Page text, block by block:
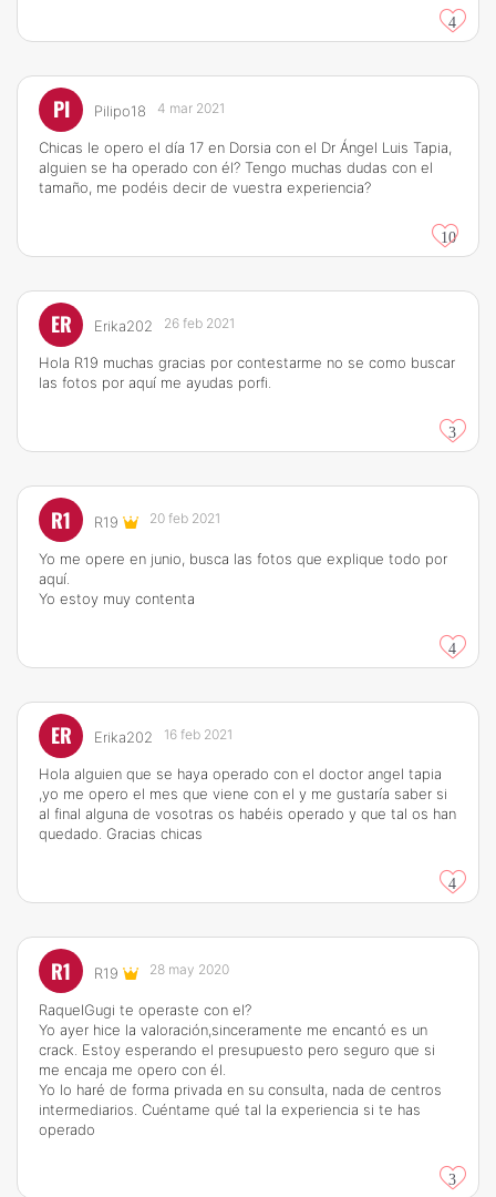
4
PI Pilipo18 4 mar 2021
Chicas le opero el día 17 en Dorsia con el Dr Ángel Luis Tapia,
alguien se ha operado con él? Tengo muchas dudas con el
tamaño, me podéis decir de vuestra experiencia?
10
ER Erika202 26 feb 2021
Hola R19 muchas gracias por contestarme no se como buscar
las fotos por aquí me ayudas porfi.
3
R1 R19 20 feb 2021
Yo me opere en junio, busca las fotos que explique todo por
aquí.
Yo estoy muy contenta
4
ER Erika202 16 feb 2021
Hola alguien que se haya operado con el doctor angel tapia
,yo me opero el mes que viene con el y me gustaría saber si
al final alguna de vosotras os habéis operado y que tal os han
quedado. Gracias chicas
4
R1 R19 28 may 2020
RaquelGugi te operaste con el?
Yo ayer hice la valoración,sinceramente me encantó es un
crack. Estoy esperando el presupuesto pero seguro que si
me encaja me opero con él.
Yo lo haré de forma privada en su consulta, nada de centros
intermediarios. Cuéntame qué tal la experiencia si te has
operado
3